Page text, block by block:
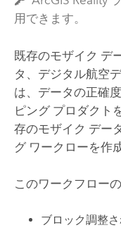
用できます。
既存のモザイク デ
タ、デジタル航空
は、データの正確
ピング プロダクト
存のモザイク デー
グ ワークローを作
このワークフロー
ブロック調整